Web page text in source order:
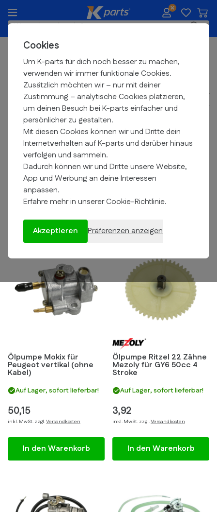
Cookies
Um K-parts für dich noch besser zu machen,
verwenden wir immer funktionale Cookies.
Zusätzlich möchten wir – nur mit deiner
Zustimmung – analytische Cookies platzieren,
um deinen Besuch bei K-parts einfacher und
persönlicher zu gestalten.
Mit diesen Cookies können wir und Dritte dein
Internetverhalten auf K-parts und darüber hinaus
verfolgen und sammeln.
Dadurch können wir und Dritte unsere Website,
App und Werbung an deine Interessen
anpassen.
Erfahre mehr in unserer Cookie-Richtlinie.
Akzeptieren Präferenzen anzeigen
K-parts.de
Kühlung & Kraftstoff
Ölpumpe
Es gibt viele Faktoren, die dazu führen können, dass der
Motor schlecht oder gar nicht anspringt. Eine dieser
Ursachen kann eine undichte Ölpumpe in Ihrem
Motorroller sein. Springt der Motor nicht an, raucht und
riecht er fürchterlich? Es besteht eine große Chance, dass
die Ölpumpe Ihres Rollers defekt ist. Dieses Teil befördert
das Öl vom Behälter zum Vergaser oder Verteiler. Wenn
das Öl und das Benzin nicht richtig gemischt sind, führt
dies zu einer unvollständigen Verbrennung. Die Folge ist,
dass der Motor nicht mehr richtig läuft.
Filtern
Ölpumpe Mokix für
Peugeot vertikal (ohne
Kabel)
Auf Lager, sofort lieferbar!
50,15
inkl. MwSt. zzgl.Versandkosten
In den Warenkorb
Ölpumpe Ritzel 22 Zähne
Mezoly für GY6 50cc 4
Stroke
Auf Lager, sofort lieferbar!
3,92
inkl. MwSt. zzgl.Versandkosten
In den Warenkorb